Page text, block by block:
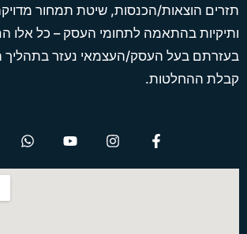
תזרים הוצאות/הכנסות, שיטת תמחור
ותיקיות בהתאמה לתחומי העסק – כל אלו
בעזרתם בעל העסק/העצמאי נעזר בתהליך
קבלת ההחלטות.
a
e
n
t
o
t
h
t